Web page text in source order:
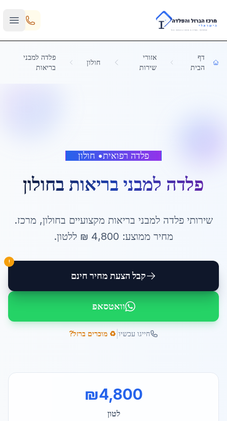
Skip to main content
דף
הבית
אזורי
שירות
חולון
פלדה למבני
בריאות
פלדה רפואית• חולון
פלדה למבני בריאות בחולון
שירותי פלדה למבני בריאות מקצועיים בחולון, מרכז.
מחיר ממוצע: 4,800 ₪ ללטון.
קבל הצעת מחיר חינם
!
וואטסאפ
חייגו עכשיו ♻️ מוכרים ברזל?
₪4,800
לטון